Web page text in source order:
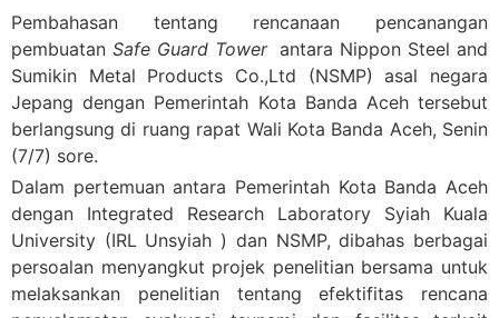
Pembahasan tentang rencanaan pencanangan
pembuatan Safe Guard Towerantara Nippon Steel and
Sumikin Metal Products Co.,Ltd (NSMP) asal negara
Jepang dengan Pemerintah Kota Banda Aceh tersebut
berlangsung di ruang rapat Wali Kota Banda Aceh, Senin
(7/7) sore.
Dalam pertemuan antara Pemerintah Kota Banda Aceh
dengan Integrated Research Laboratory Syiah Kuala
University (IRL Unsyiah ) dan NSMP, dibahas berbagai
persoalan menyangkut projek penelitian bersama untuk
melaksankan penelitian tentang efektifitas rencana